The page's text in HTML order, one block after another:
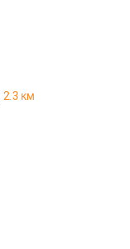
2.3 км